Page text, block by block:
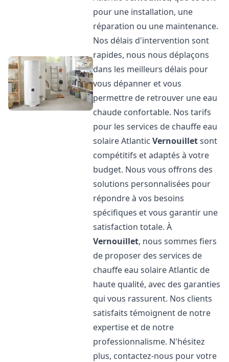
pour une installation, une
réparation ou une maintenance.
Nos délais d'intervention sont
rapides, nous nous déplaçons
dans les meilleurs délais pour
vous dépanner et vous
permettre de retrouver une eau
chaude confortable. Nos tarifs
pour les services de chauffe eau
solaire AtlanticVernouilletsont
compétitifs et adaptés à votre
budget. Nous vous offrons des
solutions personnalisées pour
répondre à vos besoins
spécifiques et vous garantir une
satisfaction totale. À
Vernouillet, nous sommes fiers
de proposer des services de
chauffe eau solaire Atlantic de
haute qualité, avec des garanties
qui vous rassurent. Nos clients
satisfaits témoignent de notre
expertise et de notre
professionnalisme. N'hésitez
plus, contactez-nous pour votre